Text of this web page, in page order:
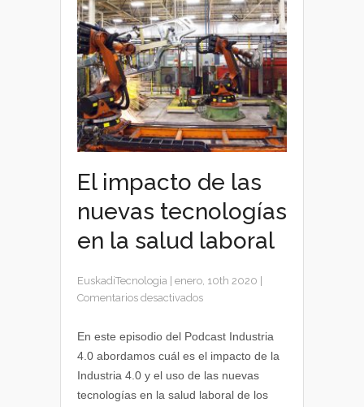
El impacto de las
nuevas tecnologías
en la salud laboral
EuskadiTecnologia enero, 10th 2020
Comentarios desactivadosen
impacto
nuevas
tecnologías
En este episodio del Podcast Industria
4.0 abordamos cuál es el impacto de la
Industria 4.0 y el uso de las nuevas
tecnologías en la salud laboral de los